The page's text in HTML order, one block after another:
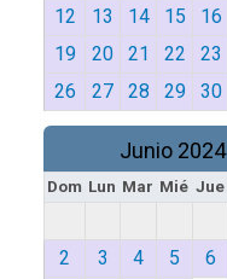
12
13 14 15 16
19
20 21 22 23
26
27 28 29 30
Junio 2024
Dom Lun Mar Mié Jue
2
3 4 5 6